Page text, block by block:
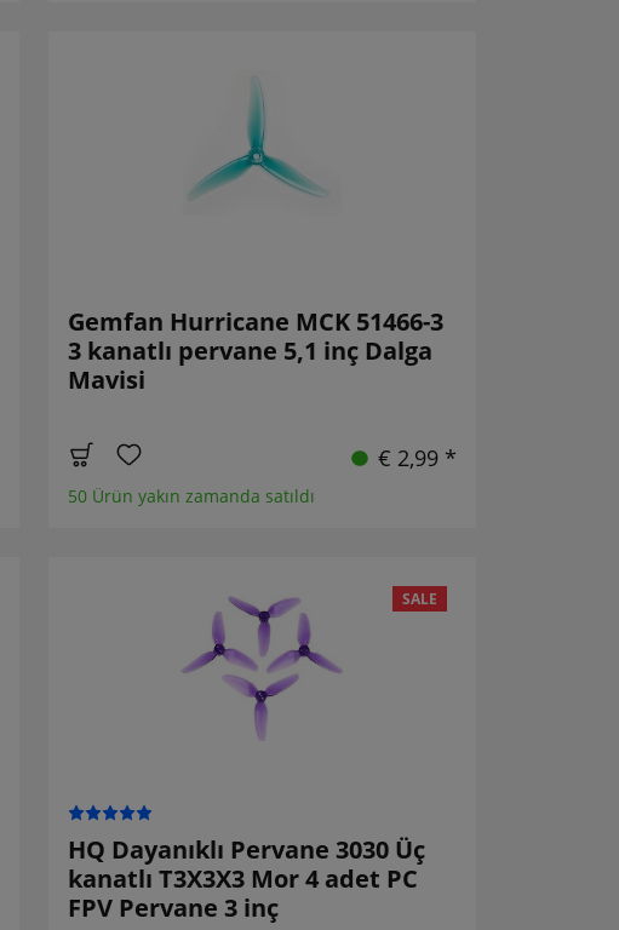
Gemfan Hurricane MCK 51466-3
3 kanatlı pervane 5,1 inç Dalga
Mavisi
€ 2,99 *
50 Ürün yakın zamanda satıldı
SALE
HQ Dayanıklı Pervane 3030 Üç
kanatlı T3X3X3 Mor 4 adet PC
FPV Pervane 3 inç